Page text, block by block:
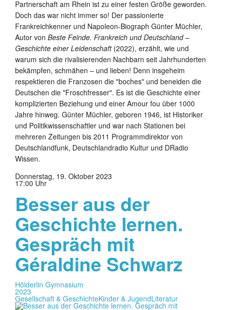
Partnerschaft am Rhein ist zu einer festen Größe geworden.
Doch das war nicht immer so! Der passionierte
Frankreichkenner und Napoleon-Biograph Günter Müchler,
Autor von Beste Feinde. Frankreich und Deutschland –
Geschichte einer Leidenschaft(2022), erzählt, wie und
warum sich die rivalisierenden Nachbarn seit Jahrhunderten
bekämpfen, schmähen – und lieben! Denn insgeheim
respektieren die Franzosen die "boches" und beneiden die
Deutschen die "Froschfresser". Es ist die Geschichte einer
komplizierten Beziehung und einer Amour fou über 1000
Jahre hinweg. Günter Müchler, geboren 1946, ist Historiker
und Politikwissenschaftler und war nach Stationen bei
mehreren Zeitungen bis 2011 Programmdirektor von
Deutschlandfunk, Deutschlandradio Kultur und DRadio
Wissen.
Donnerstag, 19. Oktober 2023
17:00 Uhr
Besser aus der
Geschichte lernen.
Gespräch mit
Géraldine Schwarz
Hölderlin Gymnasium
2023
Gesellschaft & GeschichteKinder & JugendLiteratur